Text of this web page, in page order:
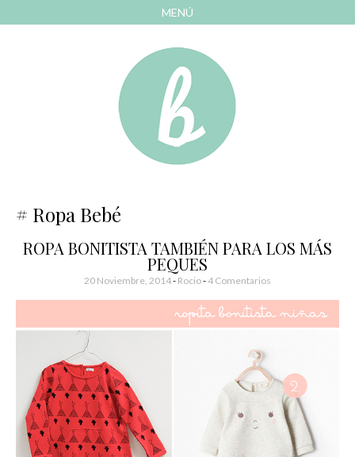
MENÚ
Bonitismos
Ropa Bebé
ROPA BONITISTA TAMBIÉN PARA LOS MÁS
PEQUES
20 Noviembre, 2014- Rocio 4 Comentarios